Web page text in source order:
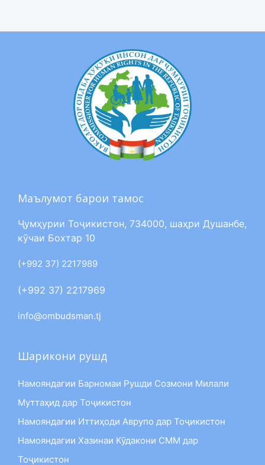
Маълумот барои тамос
Ҷумҳурии Тоҷикистон, 734000, шаҳри Душанбе,
кӯчаи Бохтар 10
(+992 37) 2217989
(+992 37) 2217969
info@ombudsman.tj
Шарикони рушд
Намояндагии Барномаи Рушди Созмони Милали
Муттаҳид дар Тоҷикистон
Намояндагии Иттиҳоди Аврупо дар Тоҷикистон
Намояндагии Хазинаи Кӯдакони СММ дар
Тоҷикистон